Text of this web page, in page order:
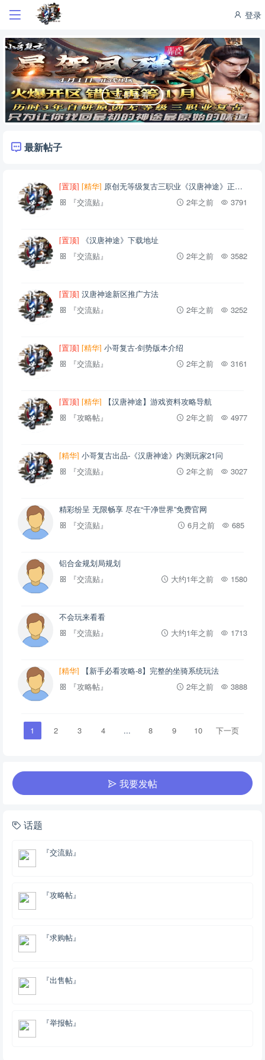
登录
立即查看
最新帖子
[置顶] [精华] 原创无等级复古三职业《汉唐神途》正式开区
『交流贴』
2年之前 3791
[置顶] 《汉唐神途》下载地址
『交流贴』
2年之前 3582
[置顶] 汉唐神途新区推广方法
『交流贴』
2年之前 3252
[置顶] [精华] 小哥复古-剑势版本介绍
『交流贴』
2年之前 3161
[置顶] [精华] 【汉唐神途】游戏资料攻略导航
『攻略帖』
2年之前 4977
[精华] 小哥复古出品-《汉唐神途》内测玩家21问
『交流贴』
2年之前 3027
精彩纷呈 无限畅享 尽在“干净世界”免费官网
『交流贴』
6月之前 685
铝合金规划局规划
『交流贴』
大约1年之前 1580
不会玩来看看
『交流贴』
大约1年之前 1713
[精华] 【新手必看攻略-8】完整的坐骑系统玩法
『攻略帖』
2年之前 3888
1 2 3 4 ... 8 9 10 下一页
我要发帖
话题
『交流贴』
『攻略帖』
『求购帖』
『出售帖』
『举报帖』